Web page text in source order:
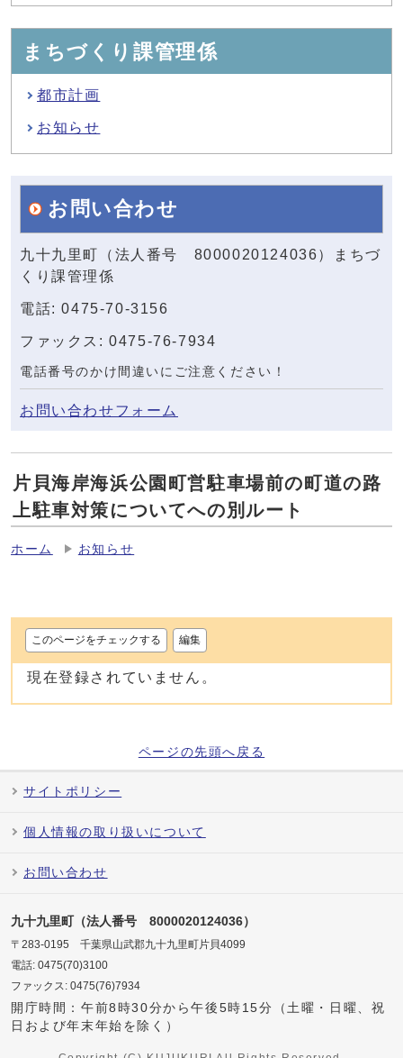
まちづくり課管理係
都市計画
お知らせ
お問い合わせ
九十九里町（法人番号 8000020124036）まちづ
くり課管理係
電話: 0475-70-3156
ファックス: 0475-76-7934
電話番号のかけ間違いにご注意ください！
お問い合わせフォーム
片貝海岸海浜公園町営駐車場前の町道の路
上駐車対策についてへの別ルート
ホーム お知らせ
このページをチェックする 編集
現在登録されていません。
ページの先頭へ戻る
サイトポリシー
個人情報の取り扱いについて
お問い合わせ
九十九里町（法人番号 8000020124036）
〒283-0195 千葉県山武郡九十九里町片貝4099
電話: 0475(70)3100
ファックス: 0475(76)7934
開庁時間：午前8時30分から午後5時15分（土曜・日曜、祝
日および年末年始を除く）